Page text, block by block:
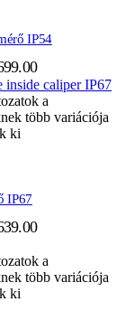
IP54
a
több variációja
ki
IP67
a
több variációja
ki